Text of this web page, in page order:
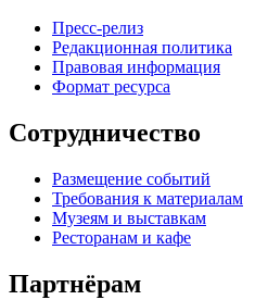
Пресс-релиз
Редакционная политика
Правовая информация
Формат ресурса
Сотрудничество
Размещение событий
Требования к материалам
Музеям и выставкам
Ресторанам и кафе
Партнёрам